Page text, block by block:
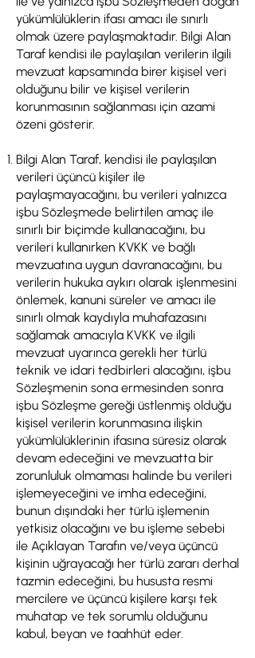
yükümlülüklerin ifası amacı ile sınırlı
olmak üzere paylaşmaktadır. Bilgi Alan
Taraf kendisi ile paylaşılan verilerin ilgili
mevzuat kapsamında birer kişisel veri
olduğunu bilir ve kişisel verilerin
korunmasının sağlanması için azami
özeni gösterir.
Bilgi Alan Taraf, kendisi ile paylaşılan
verileri üçüncü kişiler ile
paylaşmayacağını, bu verileri yalnızca
işbu Sözleşmede belirtilen amaç ile
sınırlı bir biçimde kullanacağını, bu
verileri kullanırken KVKK ve bağlı
mevzuatına uygun davranacağını, bu
verilerin hukuka aykırı olarak işlenmesini
önlemek, kanuni süreler ve amacı ile
sınırlı olmak kaydıyla muhafazasını
sağlamak amacıyla KVKK ve ilgili
mevzuat uyarınca gerekli her türlü
teknik ve idari tedbirleri alacağını, işbu
Sözleşmenin sona ermesinden sonra
işbu Sözleşme gereği üstlenmiş olduğu
kişisel verilerin korunmasına ilişkin
yükümlülüklerinin ifasına süresiz olarak
devam edeceğini ve mevzuatta bir
zorunluluk olmaması halinde bu verileri
işlemeyeceğini ve imha edeceğini,
bunun dışındaki her türlü işlemenin
yetkisiz olacağını ve bu işleme sebebi
ile Açıklayan Tarafın ve/veya üçüncü
kişinin uğrayacağı her türlü zararı derhal
tazmin edeceğini, bu hususta resmi
mercilere ve üçüncü kişilere karşı tek
muhatap ve tek sorumlu olduğunu
kabul, beyan ve taahhüt eder.